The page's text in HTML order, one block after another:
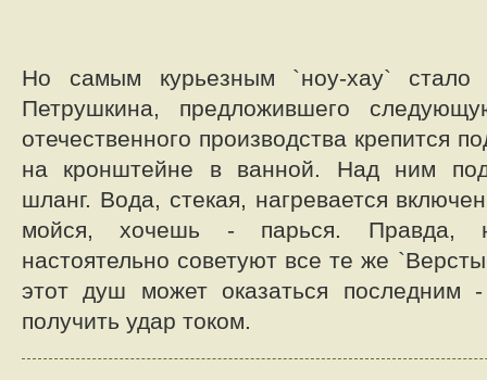
Но самым курьезным `ноу-хау` стало
Петрушкина, предложившего
отечественного производства крепится
на кронштейне в ванной. Над ним
шланг. Вода, стекая, нагревается
мойся, хочешь - парься. Правда,
настоятельно советуют все те же
этот душ может оказаться последним
получить удар током.